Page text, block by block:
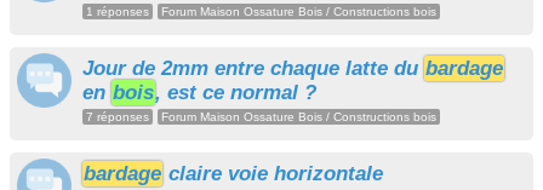
1 réponses Forum Maison Ossature Bois / Constructions bois
Jour de 2mm entre chaque latte du bardage
en bois, est ce normal ?
7 réponses Forum Maison Ossature Bois / Constructions bois
bardage claire voie horizontale